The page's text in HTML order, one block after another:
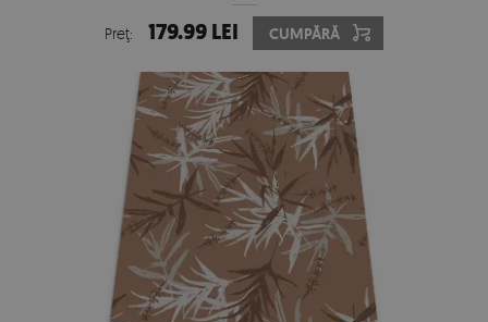
Preţ: 179.99 LEI CUMPĂRĂ